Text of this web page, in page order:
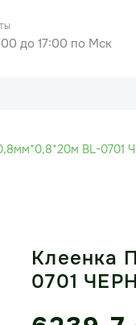
до 17:00 по Мск
BL-0701
Клеенка
0701